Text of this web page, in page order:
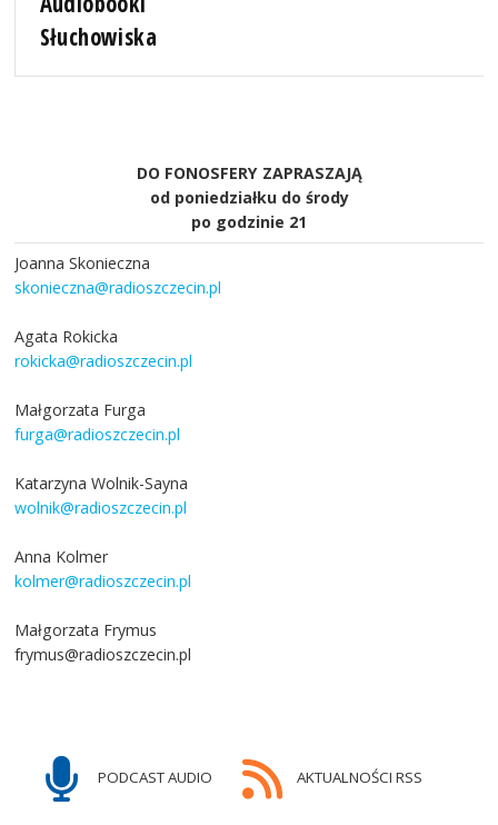
Słuchowiska
DO FONOSFERY ZAPRASZAJĄ
od poniedziałku do środy
po godzinie 21
Joanna Skonieczna
skonieczna@radioszczecin.pl
Agata Rokicka
rokicka@radioszczecin.pl
Małgorzata Furga
furga@radioszczecin.pl
Katarzyna Wolnik-Sayna
wolnik@radioszczecin.pl
Anna Kolmer
kolmer@radioszczecin.pl
Małgorzata Frymus
frymus@radioszczecin.pl
PODCAST AUDIO AKTUALNOŚCI RSS